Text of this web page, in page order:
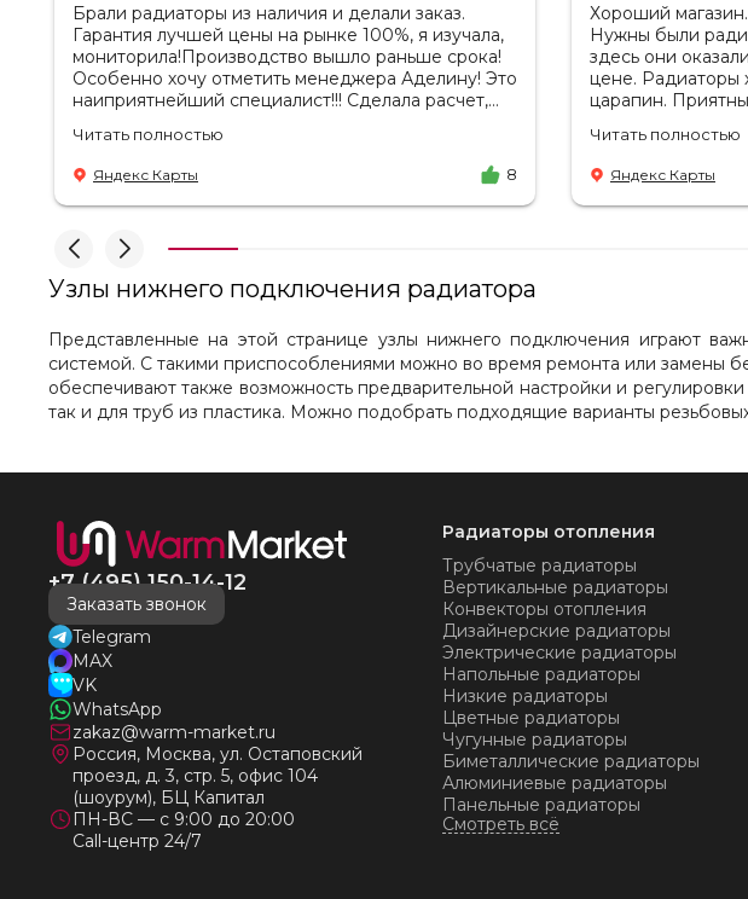
Брали радиаторы из наличия и делали заказ.
Гарантия лучшей цены на рынке 100%, я изучала,
мониторила!Производство вышло раньше срока!
Особенно хочу отметить менеджера Аделину! Это
наиприятнейший специалист!!! Сделала расчет,
лучшую цену. Всегда на связи, на все вопросы
есть ответы. Доставка на удобный день, удобное
время! Никаких замечаний, только бесконечное
удовольствие от взаимодействия с ней. Вот это я
рекомендовать не задумываясь! И надеюсь наши
нареканий холодными московскими зимами
Читать полностью
Яндекс Карты 8
Хороший
Нужны были
здесь они
цене. Радиаторы
царапин.
разъяснения. Так
доставка в срок,
не было.
Читать полностью
Яндекс Карты
Узлы нижнего подключения радиатора
Представленные на этой странице узлы нижнего подключения играют
системой. С такими приспособлениями можно во время ремонта или замены
обеспечивают также возможность предварительной настройки и
так и для труб из пластика. Можно подобрать подходящие варианты
+7 (495) 150-14-12
Заказать звонок
Telegram
MAX
VK
WhatsApp
zakaz@warm-market.ru
Россия, Москва, ул. Остаповский
проезд, д. 3, стр. 5, офис 104
(шоурум), БЦ Капитал
ПН-ВС — с 9:00 до 20:00
Call-центр 24/7
Радиаторы отопления
Трубчатые радиаторы
Вертикальные радиаторы
Конвекторы отопления
Дизайнерские радиаторы
Электрические радиаторы
Напольные радиаторы
Низкие радиаторы
Цветные радиаторы
Чугунные радиаторы
Биметаллические радиаторы
Алюминиевые радиаторы
Панельные радиаторы